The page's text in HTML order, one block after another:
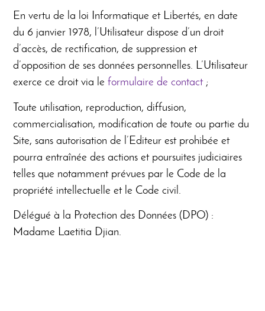
En vertu de la loi Informatique et Libertés, en date
du 6 janvier 1978, l’Utilisateur dispose d’un droit
d’accès, de rectification, de suppression et
d’opposition de ses données personnelles. L’Utilisateur
exerce ce droit via leformulaire de contact;
Toute utilisation, reproduction, diffusion,
commercialisation, modification de toute ou partie du
Site, sans autorisation de l’Editeur est prohibée et
pourra entraînée des actions et poursuites judiciaires
telles que notamment prévues par le Code de la
propriété intellectuelle et le Code civil.
Délégué à la Protection des Données (DPO) :
Madame Laetitia Djian.